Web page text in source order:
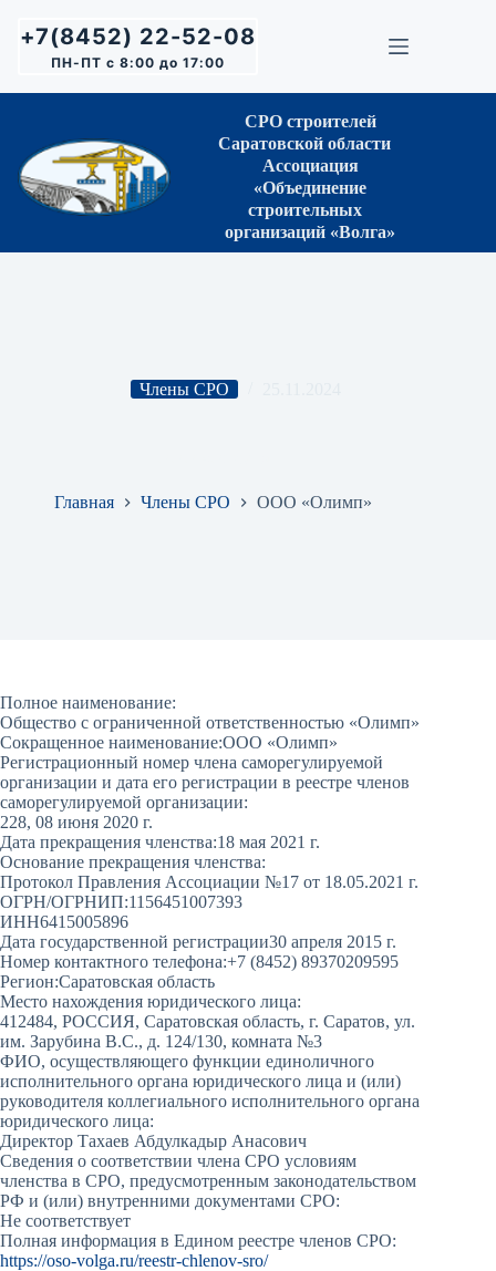
сути+7(8452) 22-52-08
ПН-ПТ с 8:00 до 17:00
СРО строителей
Саратовской области
Ассоциация
«Объединение
строительных
организаций «Волга»
Члены СРО
Главная Члены СРО ООО «Олимп»
Полное наименование:
Общество с ограниченной ответственностью «Олимп»
Сокращенное наименование:ООО «Олимп»
Регистрационный номер члена саморегулируемой
организации и дата его регистрации в реестре членов
саморегулируемой организации:
228, 08 июня 2020 г.
Дата прекращения членства:18 мая 2021 г.
Основание прекращения членства:
Протокол Правления Ассоциации №17 от 18.05.2021 г.
ОГРН/ОГРНИП:1156451007393
ИНН6415005896
Дата государственной регистрации30 апреля 2015 г.
Номер контактного телефона:+7 (8452) 89370209595
Регион:Саратовская область
Место нахождения юридического лица:
412484, РОССИЯ, Саратовская область, г. Саратов, ул.
им. Зарубина В.С., д. 124/130, комната №3
ФИО, осуществляющего функции единоличного
исполнительного органа юридического лица и (или)
руководителя коллегиального исполнительного органа
юридического лица:
Директор Тахаев Абдулкадыр Анасович
Сведения о соответствии члена СРО условиям
членства в СРО, предусмотренным законодательством
РФ и (или) внутренними документами СРО:
Не соответствует
Полная информация в Едином реестре членов СРО:
https://oso-volga.ru/reestr-chlenov-sro/